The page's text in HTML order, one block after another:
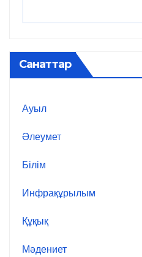
Санаттар
Ауыл
Әлеумет
Білім
Инфрақұрылым
Құқық
Мәдениет